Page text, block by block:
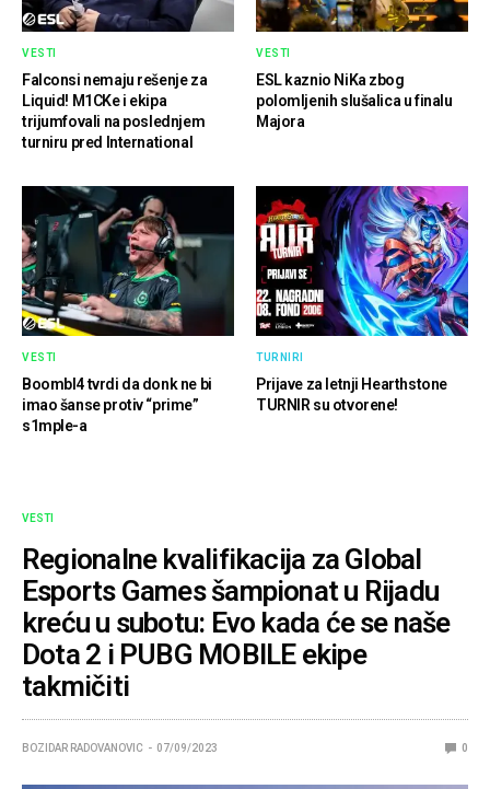
VESTI
Falconsi nemaju rešenje za
Liquid! M1CKe i ekipa
trijumfovali na poslednjem
turniru pred International
VESTI
ESL kaznio NiKa zbog
polomljenih slušalica u finalu
Majora
VESTI
Boombl4 tvrdi da donk ne bi
imao šanse protiv “prime”
s1mple-a
TURNIRI
Prijave za letnji Hearthstone
TURNIR su otvorene!
VESTI
Regionalne kvalifikacija za Global
Esports Games šampionat u Rijadu
kreću u subotu: Evo kada će se naše
Dota 2 i PUBG MOBILE ekipe
takmičiti
BOZIDAR RADOVANOVIC 07/09/2023 0